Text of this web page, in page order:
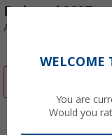
Dekasyl MS7
Artikelnr: 249030
WELCOME
You are
Would you